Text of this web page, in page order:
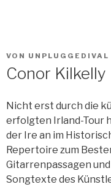
VON UNPLUGGEDIVAL
Conor Kilkelly
Nicht erst durch die
erfolgten Irland-Tour
der Ire an im
Repertoire zum
Gitarrenpassagen
Songtexte des